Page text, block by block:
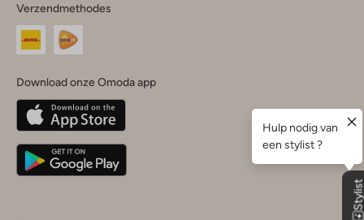
je
land
Nederland
Belgique(Français)
Deutschland
Verzendmethodes
Download onze Omoda app